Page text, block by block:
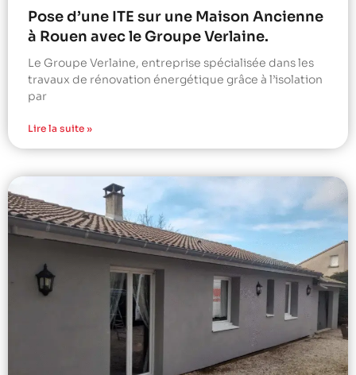
Pose d’une ITE sur une Maison Ancienne
à Rouen avec le Groupe Verlaine.
Le Groupe Verlaine, entreprise spécialisée dans les
travaux de rénovation énergétique grâce à l’isolation
par
Lire la suite »